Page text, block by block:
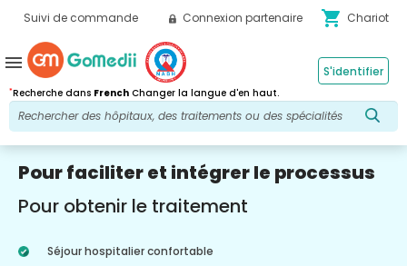
Suivi de commande Connexion partenaire shopping_cart Chariot
*Recherche dans French Changer la langue d'en haut.
S'identifier
menu
Pour faciliter et intégrer le processus
Pour obtenir le traitement
Séjour hospitalier confortable